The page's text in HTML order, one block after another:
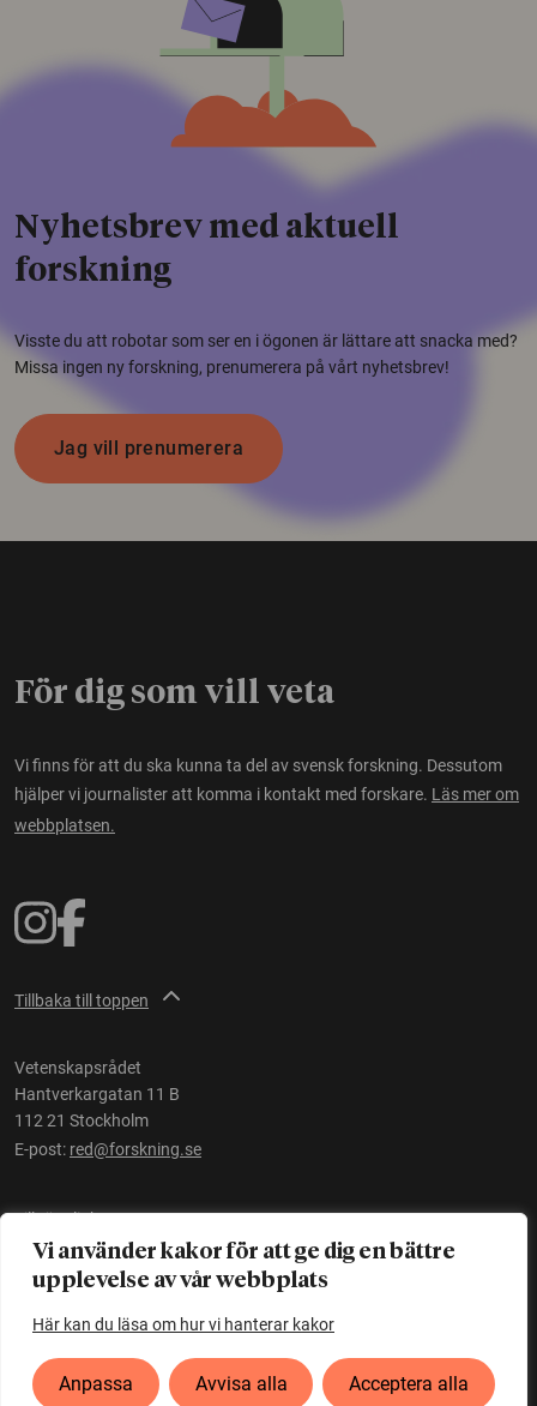
Vi använder kakor för att ge dig en bättre
upplevelse av vår webbplats
Här kan du läsa om hur vi hanterar kakor
Anpassa Avvisa alla Acceptera alla
Nyhetsbrev med aktuell
forskning
Visste du att robotar som ser en i ögonen är lättare att snacka med?
Missa ingen ny forskning, prenumerera på vårt nyhetsbrev!
Jag vill prenumerera
För dig som vill veta
Vi finns för att du ska kunna ta del av svensk forskning. Dessutom
hjälper vi journalister att komma i kontakt med forskare. Läs mer om
webbplatsen.
Tillbaka till toppen
Vetenskapsrådet
Hantverkargatan 11 B
112 21 Stockholm
E-post: red@forskning.se
Tillgänglighet
Ett initiativ avVetenskapsrådet